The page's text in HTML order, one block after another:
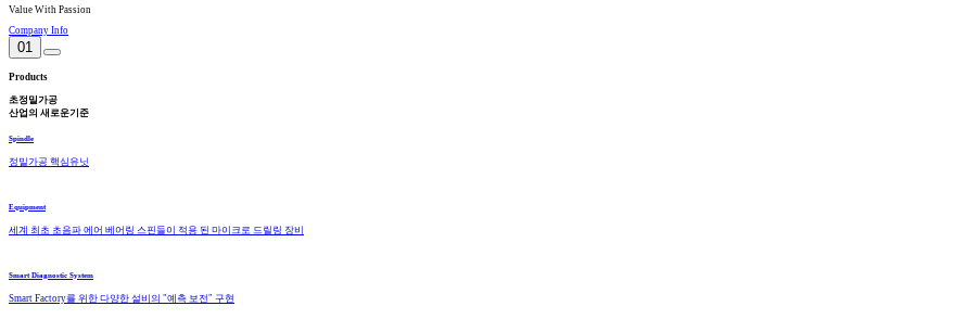
Value With Passion
Company Info
01
Products
초정밀가공
산업의 새로운기준
Spindle
정밀가공 핵심유닛
Equipment
세계 최초 초음파 에어 베어링 스핀들이 적용 된 마이크로 드릴링 장비
Smart Diagnostic System
Smart Factory를 위한 다양한 설비의 "예측 보전" 구현